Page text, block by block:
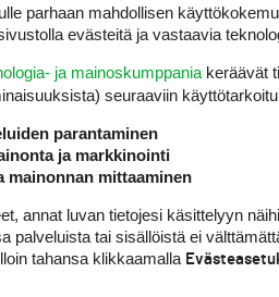
Hattulassa =)
parhaan mahdollisen
evästeitä ja vastaavia
ja mainoskumppania keräävät
seuraaviin
parantaminen
ja markkinointi
mainonnan mittaaminen
annat luvan tietojesi käsittelyyn
palveluista tai sisällöistä ei
tahansa klikkaamalla